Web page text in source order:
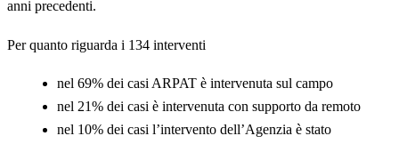
anni precedenti.
Per quanto riguarda i 134 interventi
nel 69% dei casi ARPAT è intervenuta sul campo
nel 21% dei casi è intervenuta con supporto da remoto
nel 10% dei casi l’intervento dell’Agenzia è stato